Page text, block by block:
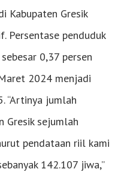
Kabupaten Gresik
Persentase penduduk
0,37 persen
2024 menjadi
“Artinya jumlah
Gresik sejumlah
pendataan riil kami
142.107 jiwa,”